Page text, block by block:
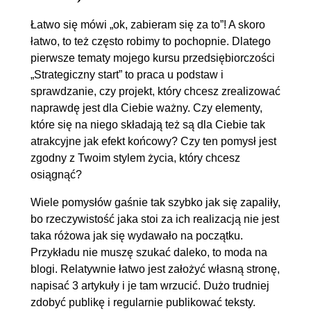
Łatwo się mówi „ok, zabieram się za to”! A skoro
łatwo, to też często robimy to pochopnie. Dlatego
pierwsze tematy mojego kursu przedsiębiorczości
„Strategiczny start” to praca u podstaw i
sprawdzanie, czy projekt, który chcesz zrealizować
naprawdę jest dla Ciebie ważny. Czy elementy,
które się na niego składają też są dla Ciebie tak
atrakcyjne jak efekt końcowy? Czy ten pomysł jest
zgodny z Twoim stylem życia, który chcesz
osiągnąć?
Wiele pomysłów gaśnie tak szybko jak się zapaliły,
bo rzeczywistość jaka stoi za ich realizacją nie jest
taka różowa jak się wydawało na początku.
Przykładu nie muszę szukać daleko, to moda na
blogi. Relatywnie łatwo jest założyć własną stronę,
napisać 3 artykuły i je tam wrzucić. Dużo trudniej
zdobyć publikę i regularnie publikować teksty.